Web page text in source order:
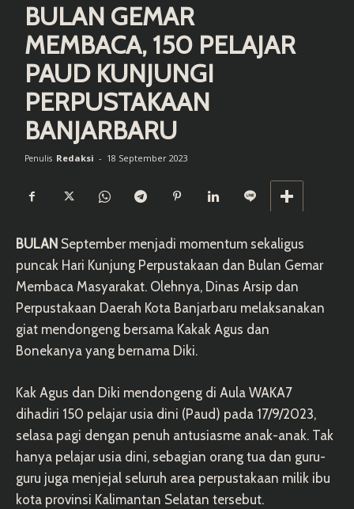
BULAN GEMAR
MEMBACA, 150 PELAJAR
PAUD KUNJUNGI
PERPUSTAKAAN
BANJARBARU
Penulis Redaksi - 18 September 2023
BULAN September menjadi momentum sekaligus
puncak Hari Kunjung Perpustakaan dan Bulan Gemar
Membaca Masyarakat. Olehnya, Dinas Arsip dan
Perpustakaan Daerah Kota Banjarbaru melaksanakan
giat mendongeng bersama Kakak Agus dan
Bonekanya yang bernama Diki.
Kak Agus dan Diki mendongeng di Aula WAKA7
dihadiri 150 pelajar usia dini (Paud) pada 17/9/2023,
selasa pagi dengan penuh antusiasme anak-anak. Tak
hanya pelajar usia dini, sebagian orang tua dan guru-
guru juga menjejal seluruh area perpustakaan milik ibu
kota provinsi Kalimantan Selatan tersebut.